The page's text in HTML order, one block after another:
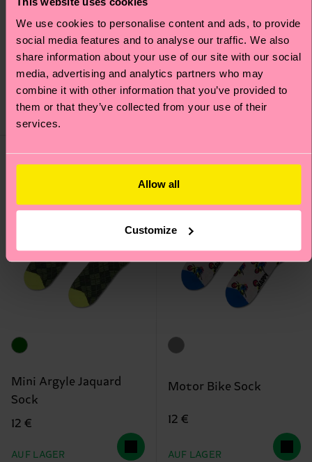
We use cookies to personalise content and ads, to provide
social media features and to analyse our traffic. We also
share information about your use of our site with our social
media, advertising and analytics partners who may
combine it with other information that you’ve provided to
them or that they’ve collected from your use of their
services.
Allow all
Customize
Socks Gift Set
26 €
NIEDRIGER
SPARE MIND. 20 %
AUF 4ER-
GESCHENKSETS
Rose Sock
12 €
Mini Argyle Jaquard
Sock
12 €
AUF LAGER
Motor Bike Sock
12 €
AUF LAGER